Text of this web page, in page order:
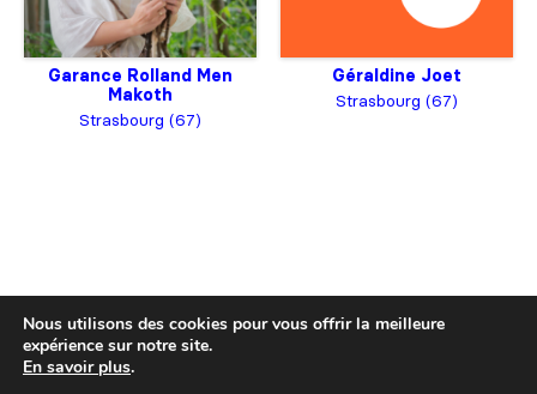
Garance Rolland Men
Makoth
Strasbourg (67)
Géraldine Joet
Strasbourg (67)
Nous utilisons des cookies pour vous offrir la meilleure
expérience sur notre site.
En savoir plus.